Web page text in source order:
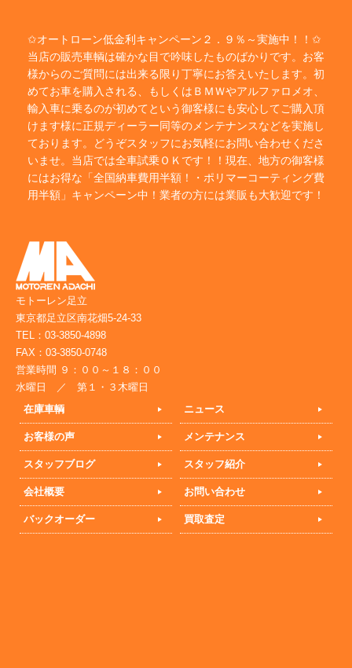
✩オートローン低金利キャンペーン２．９％～実施中！！✩
当店の販売車輌は確かな目で吟味したものばかりです。お客
様からのご質問には出来る限り丁寧にお答えいたします。初
めてお車を購入される、もしくはＢＭＷやアルファロメオ、
輸入車に乗るのが初めてという御客様にも安心してご購入頂
けます様に正規ディーラー同等のメンテナンスなどを実施し
ております。どうぞスタッフにお気軽にお問い合わせくださ
いませ。当店では全車試乗ＯＫです！！現在、地方の御客様
にはお得な「全国納車費用半額！・ポリマーコーティング費
用半額」キャンペーン中！業者の方には業販も大歓迎です！
モトーレン足立
東京都足立区南花畑5-24-33
TEL：03-3850-4898
FAX：03-3850-0748
営業時間 ９：００～１８：００
水曜日 ／ 第１・３木曜日
在庫車輌
ニュース
お客様の声 メンテナンス
スタッフブログ スタッフ紹介
会社概要 お問い合わせ
バックオーダー 買取査定